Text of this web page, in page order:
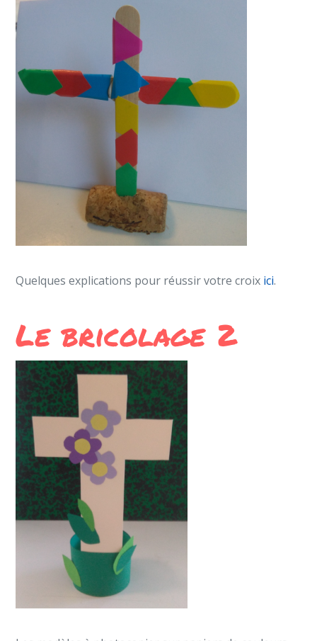
Quelques explications pour réussir votre croix ici.
Le bricolage 2